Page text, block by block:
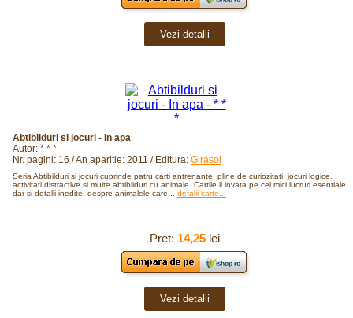
Vezi detalii
Abtibilduri si jocuri - In apa
Autor: * * *
Nr. pagini: 16 / An aparitie: 2011 / Editura: Girasol
Seria Abtibilduri si jocuri cuprinde patru carti antrenante, pline de curiozitati, jocuri logice,
activitati distractive si multe abtibilduri cu animale. Cartile ii invata pe cei mici lucruri esentiale,
dar si detalii inedite, despre animalele care... detalii carte...
Pret: 14,25lei
Vezi detalii